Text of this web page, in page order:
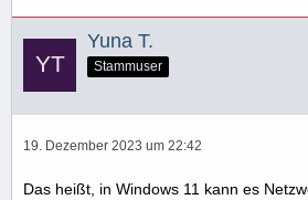
Yuna T.
Stammuser
19. Dezember 2023 um 22:42
Das heißt, in Windows 11 kann es